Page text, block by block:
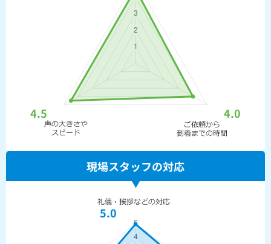
4.5 4.0
現場スタッフの対応
5.0